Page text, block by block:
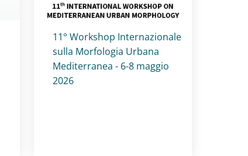
Titolo card:
11° Workshop Internazionale
sulla Morfologia Urbana
Mediterranea - 6-8 maggio
2026